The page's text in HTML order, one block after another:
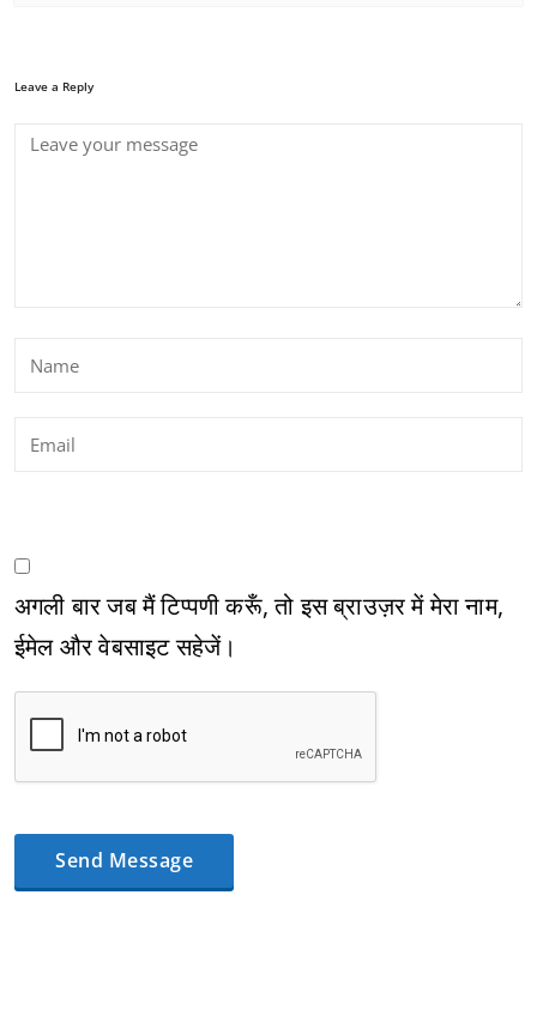
Leave a Reply
अगली बार जब मैं टिप्पणी करूँ, तो इस ब्राउज़र में मेरा नाम,
ईमेल और वेबसाइट सहेजें।